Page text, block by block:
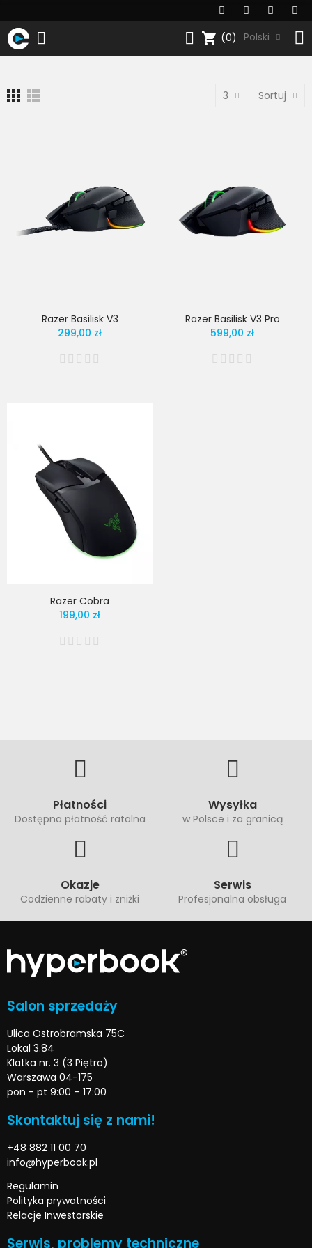
shopping_cart (0) Polski
3 Sortuj
Razer Basilisk V3
299,00 zł
Razer Basilisk V3 Pro
599,00 zł
Razer Cobra
199,00 zł
Płatności
Dostępna płatność ratalna
Wysyłka
w Polsce i za granicą
Okazje
Codzienne rabaty i zniżki
Serwis
Profesjonalna obsługa
Salon sprzedaży
Ulica Ostrobramska 75C
Lokal 3.84
Klatka nr. 3 (3 Piętro)
Warszawa 04-175
pon - pt 9:00 – 17:00
Skontaktuj się z nami!
+48 882 11 00 70
info@hyperbook.pl
Regulamin
Polityka prywatności
Relacje Inwestorskie
Serwis, problemy techniczne